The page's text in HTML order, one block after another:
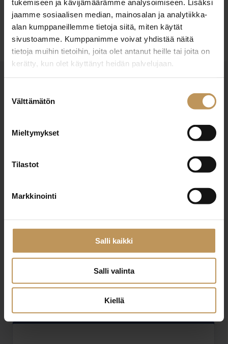
tukemiseen ja kävijämäärämme analysoimiseen. Lisäksi
jaamme sosiaalisen median, mainosalan ja analytiikka-
alan kumppaneillemme tietoja siitä, miten käytät
sivustoamme. Kumppanimme voivat yhdistää näitä
tietoja muihin tietoihin, joita olet antanut heille tai joita on
kerätty, kun olet käyttänyt heidän palvelujaan.
valinta
Välttämätön
Mieltymykset
Tilastot
Markkinointi
Salli kaikki
Salli valinta
Kiellä
Ota yhteyttä
YIT SUOMI OY JYVÄSKYLÄ
Kuormaajantie 7 40320 Jyväskylä